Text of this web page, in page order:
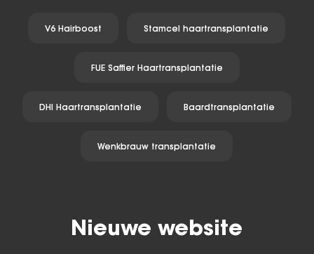
V6 Hairboost Stamcel haartransplantatie
FUE Saffier Haartransplantatie
DHI Haartransplantatie Baardtransplantatie
Wenkbrauw transplantatie
Nieuwe website